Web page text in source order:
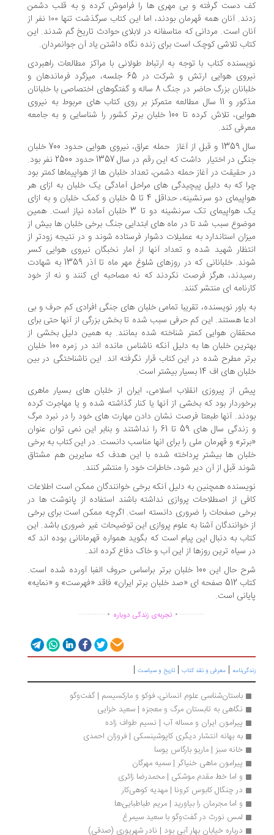
دست گرفته و بی ‌مهری‌ ها را فراموش کرده و به قلب دشمن
زدند. آنان همه قهرمان بودند، اما این کتاب سرگذشت تنها ۱۰۰ نفر از
است. مردانی که متاسفانه در لابلای حوادث تاریخ گم شدند. این
تلاشی کوچک است برای زنده نگاه داشتن یاد آن جوانمردان.
کتاب با توجه به ارتباط طولانی با مراکز مطالعات راهبردی
نیروی هوایی ارتش و شرکت در 65 جلسه، میزگرد فرماندهان و
خلبانان بزرگ حاضر در جنگ 8 ساله و گفتگوهای اختصاصی با خلبانان
مذکور و 11 سال مطالعه متمرکز بر روی کتاب های مربوط به نیروی
هوایی، تلاش کرده تا 100 خلبان برتر کشور را شناسایی و به جامعه
کند.
سال 1359 و قبل از آغاز حمله عراق، نیروی هوایی حدود 700 خلبان
جنگی در اختیار داشت که این رقم در سال 1357 حدود 2500 نفر بود.
حقیقت در آغاز حمله دشمن، تعداد خلبان ها از هواپیماها کمتر بود
که به دلیل پیچیدگی های مراحل آمادگی یک خلبان به ازای هر
هواپیمای دو سرنشینه، حداقل 4 تا 5 خلبان و کمک خلبان و به ازای
یک هواپیمای تک سرنشینه دو تا 3 خلبان آماده نیاز است. همین
سبب شد تا در ماه های ابتدایی جنگ برخی خلبان ها بیش از
استاندارد به عملیلات دشوار فرستاده شوند و در نتیجه زودتر از
شهید شده و تعداد آنها از آمار نخبگان نیروی هوایی کسر
شوند. خلبانانی که در روزهای شلوغ مهر ماه تا آذر 1359 به شهادت
هرگز فرصت نکردند که نه مصاحبه ای کنند و نه از خود
ای منتشر کنند.
باور نویسنده، تقریبا تمامی خلبان های جنگی افرادی کم حرف و بی
هستند. این کم حرفی سبب شده تا بخش بزرگی از آنها حتی برای
هوایی کمتر شناخته شده بمانند. به همین دلیل بخشی از
بهترین خلبان ها به دلیل آنکه ناشناس مانده اند در زمره 100 خلبان
مطرح شده در این کتاب قرار نگرفته اند. این ناشناختگی در بین
های اف 14 بسیار بیشتر است.
از پیروزی انقلاب اسلامی، ایران از خلبان های بسیار ماهری
بود که بخشی از آنها یا کنار گذاشته شده و یا مهاجرت کرده
آنها طبعتا فرصت نشان دادن مهارت های خود را در نبرد مرگ
و زندگی سال های 59 تا 61 را نداشتند و بنابر این نمی توان عنوان
و قهرمان ملی را برای انها مناسب دانست. در این کتاب به برخی
ها بیشتر پرداخته شده با این هدف که سایرین هم مشتاق
قبل از آن دیر شود، خاطرات خود را منتشر کنند.
همچنین به دلیل آنکه برخی خوانندگان ممکن است اطلاعات
از اصطلاحات پروازی نداشته باشند استفاده از پانوشت ها در
صفحات را ضروری دانسته است. اگرچه ممکن است برای برخی
خوانندگان آشنا به علوم پروازی این توضیحات غیر ضروری باشد. این
به دنبال این پیام است که بگوید همواره قهرمانانی بوده اند که
سیاه ترین روزها از این آب و خاک دفاع کرده اند.
شرح حال این 100 خلبان برتر براساس حروف الفبا آورده شده است.
کتاب 512 صفحه ای «صد خلبان برتر ایران» فاقد «فهرست» و «نمایه»
است.
............... .تجربه‌ی زندگی دوباره ...............
|معرفی و نقد کتاب|تاریخ و سیاست |
باستان‌شناسی علوم انسانی، فوکو و مارکسیسم | گفت‌وگو
نگاهی به تابستان مرگ و معجزه | سعید خزایی
پیرامون ایران و مساله آب | نسیم طواف زاده
به بهانه انتشار دیگری کاپوشینسکی | فروزان احمدی
خانه سبز | ماریو بارگاس یوسا
پیرامون ماهی خنیاگر | سمیه مهرگان
و اما خط مقدم موشکی | محمدرضا زائری
در چنگال کابوس کرونا | مهدیه‌ کوهی‌کار
و اما مجرمان را بیاورید | مریم‌ طباطبایی‌ها
لمس نورث در گفت‌وگو با سعید سیمرغ
درباره خیابان بهار آبی بود | نادر شهریوری (صدقی)